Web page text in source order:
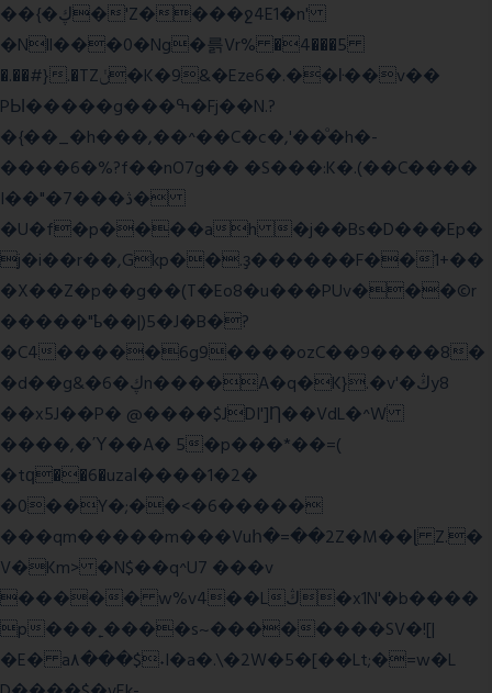
��{�ڮ�'Z����ջ4E1�n'
�Nll���0�Ng�륽Vr% �4���5
�.��#}.�TZݩ�K�9&�Eze6�.��ŀ��v��
PЫ�����g���ߒ�Fj��N.?
�{��_�h���,��^��C�c�,'��ͦ�h�-
����6�%?f��nO7 g�� �S���:K�.(��C����
I��"�7 ���ڎ�
�U�f�p����ah �j��Bs�D���Ep�
j�i��r��,Gkp��.ҙ������F��1+��
�X��Z�p��g��(T�Eo8�u���PUv���©r
�����"ҍ��|)5�J�B�?
�C4�����6g9����ozC��9����8�
�d��g&�6�ڮn����A�q�K}.�v'�ڭy8
��x5J��P� @����$JDI']Ƞ��VdL�^W
����,�Ύ��A� 5�p���*��=(
�tԛ��6�uzaІ����1�2�
�0��Y�;��<�6�����
���qm�����m���Vuհ�=��2Z�M��ɭ Z.�
V�Km> �N$��q^U7 ���v
����� w%v4��Lڭ�x1N'�b����
p���˿����s~��������SV�![|
�E� a٨���$˖I�a�.\�2W�5�[��Lt;�=w�L